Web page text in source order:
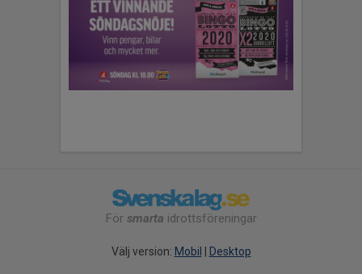
För smarta idrottsföreningar
Välj version: Mobil Desktop